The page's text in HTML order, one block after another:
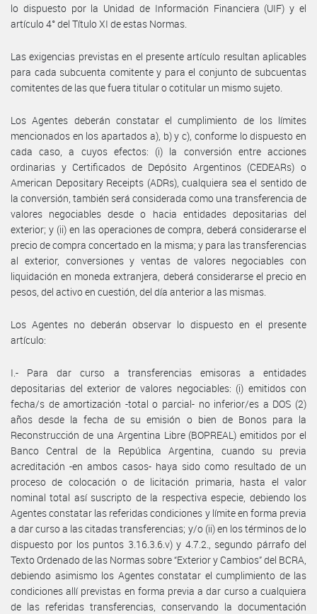
lo dispuesto por la Unidad de Información Financiera (UIF) y el
artículo 4° del Título XI de estas Normas.
Las exigencias previstas en el presente artículo resultan aplicables
para cada subcuenta comitente y para el conjunto de subcuentas
comitentes de las que fuera titular o cotitular un mismo sujeto.
Los Agentes deberán constatar el cumplimiento de los límites
mencionados en los apartados a), b) y c), conforme lo dispuesto en
cada caso, a cuyos efectos: (i) la conversión entre acciones
ordinarias y Certificados de Depósito Argentinos (CEDEARs) o
American Depositary Receipts (ADRs), cualquiera sea el sentido de
la conversión, también será considerada como una transferencia de
valores negociables desde o hacia entidades depositarias del
exterior; y (ii) en las operaciones de compra, deberá considerarse el
precio de compra concertado en la misma; y para las transferencias
al exterior, conversiones y ventas de valores negociables con
liquidación en moneda extranjera, deberá considerarse el precio en
pesos, del activo en cuestión, del día anterior a las mismas.
Los Agentes no deberán observar lo dispuesto en el presente
artículo:
I.- Para dar curso a transferencias emisoras a entidades
depositarias del exterior de valores negociables: (i) emitidos con
fecha/s de amortización -total o parcial- no inferior/es a DOS (2)
años desde la fecha de su emisión o bien de Bonos para la
Reconstrucción de una Argentina Libre (BOPREAL) emitidos por el
Banco Central de la República Argentina, cuando su previa
acreditación -en ambos casos- haya sido como resultado de un
proceso de colocación o de licitación primaria, hasta el valor
nominal total así suscripto de la respectiva especie, debiendo los
Agentes constatar las referidas condiciones y límite en forma previa
a dar curso a las citadas transferencias; y/o (ii) en los términos de lo
dispuesto por los puntos 3.16.3.6.v) y 4.7.2., segundo párrafo del
Texto Ordenado de las Normas sobre “Exterior y Cambios” del BCRA,
debiendo asimismo los Agentes constatar el cumplimiento de las
condiciones allí previstas en forma previa a dar curso a cualquiera
de las referidas transferencias, conservando la documentación